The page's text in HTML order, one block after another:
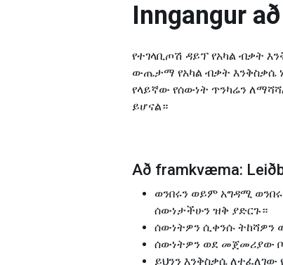
Inngangur að
የተገላቢጦሽ ዳይፕ የአካል ብቃት
ውጤታማ የአካል ብቃት እንቅስቃሴ
የላይኛው የሰውነት ጥንካሬን
ይሆናል።
Að framkvæma:
ወንበሩን ወይም አግዳሚ
ሰውነታችሁን ዝቅ ያድርጉ።
ሰውነትዎን ሲቀንሱ ትከሻዎን
ሰውነትዎን ወደ መጀመሪያው
ይህንን እንቅስቃሴ